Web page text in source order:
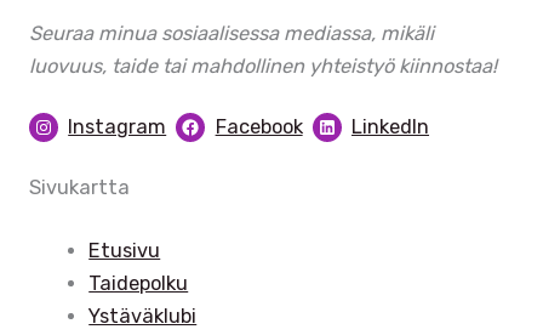
Seuraa minua sosiaalisessa mediassa, mikäli
luovuus, taide tai mahdollinen yhteistyö kiinnostaa!
Instagram Facebook LinkedIn
Sivukartta
Etusivu
Taidepolku
Ystäväklubi